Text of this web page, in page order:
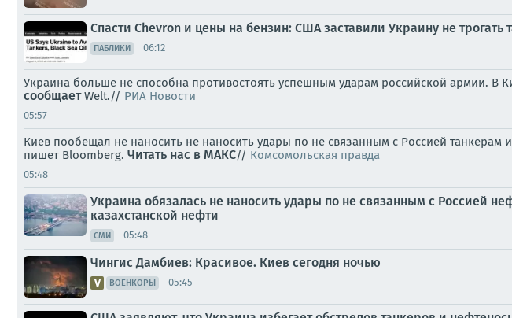
Спасти Chevron и цены на бензин: США заставили Украину не трогать
ПАБЛИКИ 06:12
Украина больше не способна противостоять успешным ударам российской армии. В
сообщаетWelt.// РИА Новости
05:57
Киев пообещал не наносить не наносить удары по не связанным с Россией
пишет Bloomberg. Читать нас в МАКС// Комсомольская правда
05:48
Украина обязалась не наносить удары по не связанным с Россией
казахстанской нефти
СМИ 05:48
Чингис Дамбиев: Красивое. Киев сегодня ночью
ВОЕНКОРЫ 05:45